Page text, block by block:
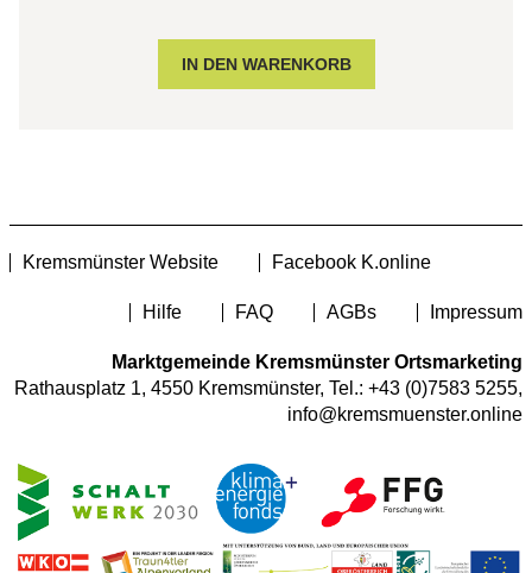
Kremsmünster Website Facebook K.online
Hilfe FAQ AGBs Impressum
Marktgemeinde Kremsmünster Ortsmarketing
Rathausplatz 1, 4550 Kremsmünster, Tel.: +43 (0)7583 5255,
info@kremsmuenster.online